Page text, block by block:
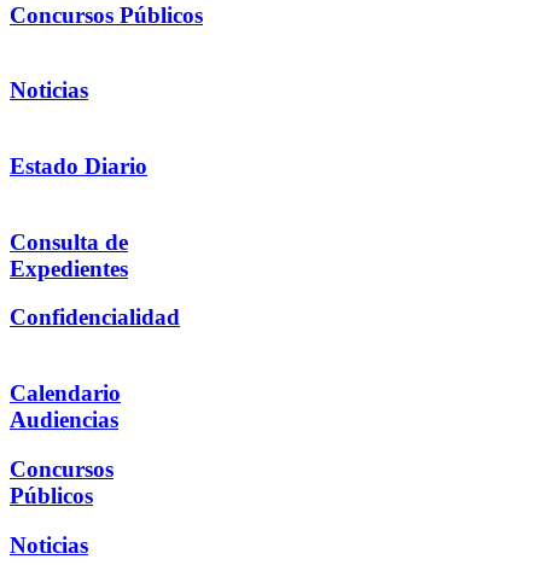
Concursos Públicos
Noticias
Estado Diario
Consulta de
Expedientes
Confidencialidad
Calendario
Audiencias
Concursos
Públicos
Noticias